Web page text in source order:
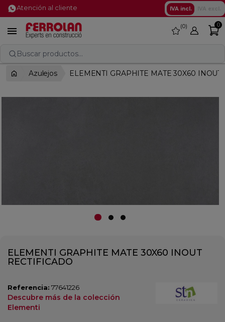
Atención al cliente IVA incl.
 favorite
0 0
Buscar productos...
Azulejos ELEMENTI GRAPHITE MATE 30X60 INOUT
ELEMENTI GRAPHITE MATE 30X60 INOUT
RECTIFICADO
Referencia: 77641226
Descubre más de la colección
Elementi